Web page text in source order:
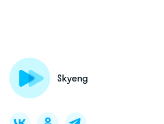
Skyeng